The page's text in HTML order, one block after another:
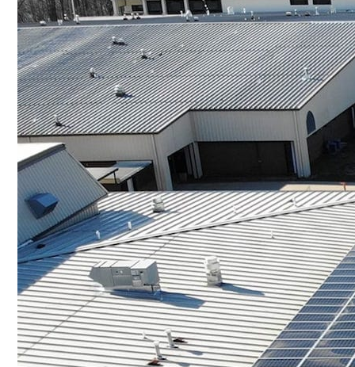
Conoce cual es el mejor calentador solar de
México